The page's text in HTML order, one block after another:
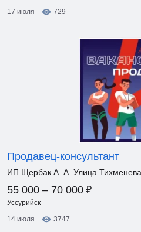
17 июля
729
Продавец-консультант
ИП Щербак А. А. Улица
55 000 – 70 000 ₽
Уссурийск
14 июля
3747